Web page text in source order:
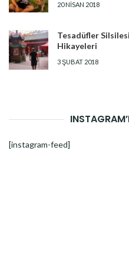
20 NISAN 2018
Tesadüfler
Hikayeleri
3 ŞUBAT 2018
[instagram-feed]